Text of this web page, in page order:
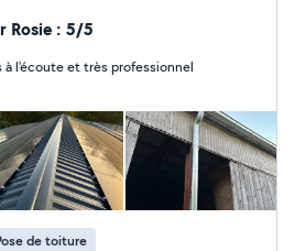
Rosie : 5/5
à l'écoute et très professionnel
de toiture